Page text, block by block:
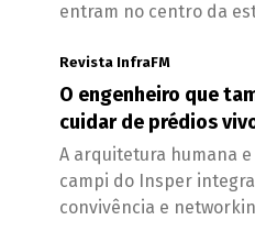
entram no centro da
Revista InfraFM
O engenheiro que
cuidar de prédios
A arquitetura humana
campi do Insper
convivência e